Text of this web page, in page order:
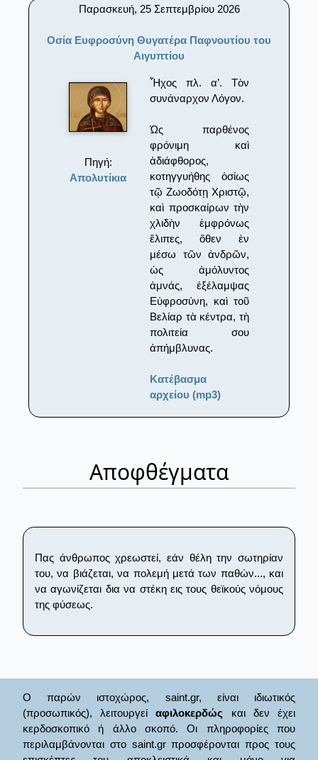
Παρασκευή, 25 Σεπτεμβρίου 2026
Οσία Ευφροσύνη Θυγατέρα Παφνουτίου του
Αιγυπτίου
Πηγή:
Απολυτίκια
Ἦχος πλ. α’. Τὸν
συνάναρχον Λόγον.
Ὡς παρθένος
φρόνιμη καὶ
ἀδιάφθορος,
κοτηγγυήθης ὁσίως
τῷ Ζωοδότῃ Χριστῷ,
καὶ προσκαίρων τὴν
χλιδὴν ἐμφρόνως
ἔλιπες, ὅθεν ἐν
μέσω τῶν ἀνδρῶν,
ὡς ἀμόλυντος
ἀμνάς, ἐξέλαμψας
Εὐφροσύνη, καὶ τοῦ
Βελίαρ τὰ κέντρα, τὴ
πολιτεία σου
ἀπήμβλυνας.
Κατέβασμα
αρχείου (mp3)
Αποφθέγματα
Πας άνθρωπος χρεωστεί, εάν θέλη την σωτηρίαν
του, να βιάζεται, να πολεμή μετά των παθών..., και
να αγωνίζεται δια να στέκη εις τους θεϊκούς νόμους
της φύσεως.
Ο παρών ιστοχώρος, saint.gr, είναι ιδιωτικός
(προσωπικός), λειτουργείαφιλοκερδώς και δεν έχει
κερδοσκοπικό ή άλλο σκοπό. Οι πληροφορίες που
περιλαμβάνονται στο saint.gr προσφέρονται προς τους